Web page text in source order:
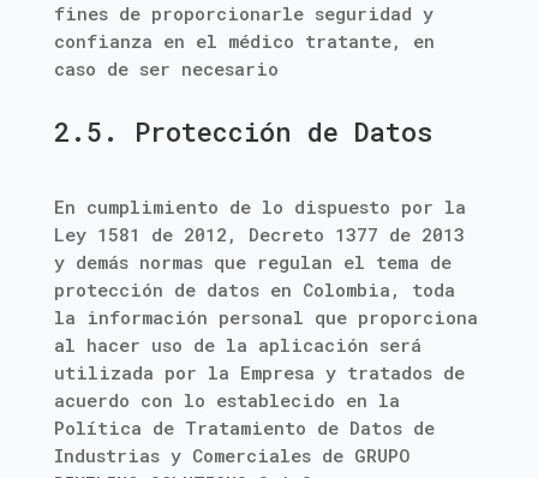
fines de proporcionarle seguridad y
confianza en el médico tratante, en
caso de ser necesario
2.5. Protección de Datos
En cumplimiento de lo dispuesto por la
Ley 1581 de 2012, Decreto 1377 de 2013
y demás normas que regulan el tema de
protección de datos en Colombia, toda
la información personal que proporciona
al hacer uso de la aplicación será
utilizada por la Empresa y tratados de
acuerdo con lo establecido en la
Política de Tratamiento de Datos de
Industrias y Comerciales de GRUPO